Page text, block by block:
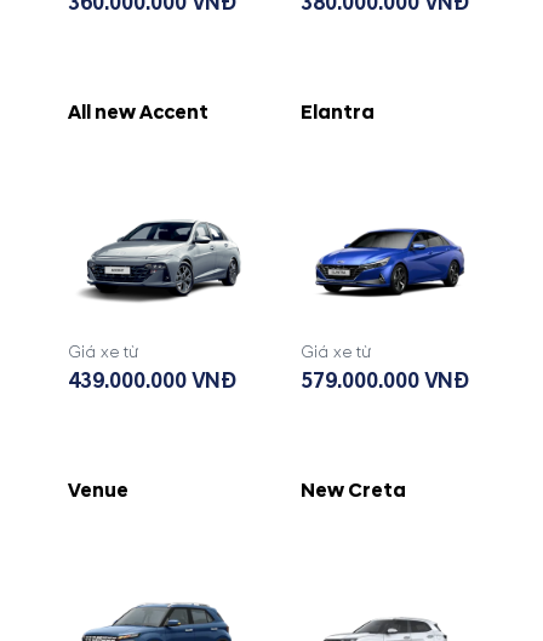
All new Accent
Giá xe từ
439.000.000 VNĐ
Elantra
Giá xe từ
579.000.000 VNĐ
Venue New Creta